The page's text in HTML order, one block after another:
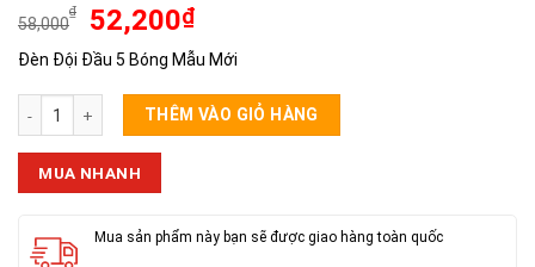
58,000
₫
Giá
gốc
là:
58,000₫.
52,200₫Giá
tại
là:
52,200₫.
Đèn Đội Đầu 5 Bóng Mẫu Mới
Đèn Đội Đầu 5 Bóng Mẫu Mới số lượng
THÊM VÀO GIỎ HÀNG
MUA NHANH
Mua sản phẩm này bạn sẽ được giao hàng toàn quốc